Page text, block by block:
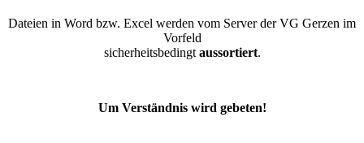
Dateien in Word bzw. Excel werden vom Server der VG Gerzen im
Vorfeld
sicherheitsbedingt aussortiert.
Um Verständnis wird gebeten!